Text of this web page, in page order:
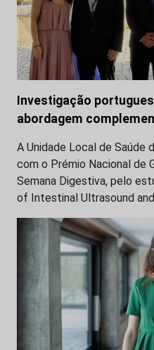
Investigação
abordagem
A Unidade Local de Saúde
com o Prémio Nacional de
Semana Digestiva, pelo
of Intestinal Ultrasound